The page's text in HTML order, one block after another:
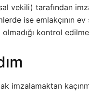
vekili) tarafından
ise emlakçının ev
kontrol
imzalamaktan